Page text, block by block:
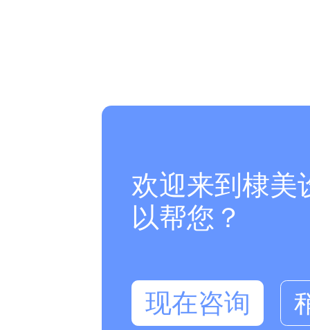
欢迎来到棣美
以帮您？
现在咨询